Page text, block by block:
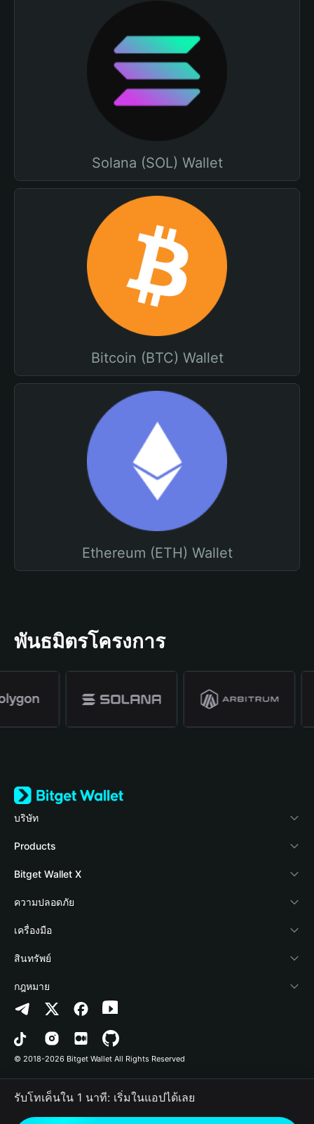
Solana (SOL) Wallet
Bitcoin (BTC) Wallet
Ethereum (ETH) Wallet
พันธมิตรโครงการ
บริษัท
เกี่ยวกับ Bitget Wallet
Blog
Academy
ข่าวสารด้านคริปโต
ศูนย์ช่วยเหลือ
ติดต่อเรา
ทรัพยากรข้อมูลของแบรนด์
อาชีพ
Products
Crypto Card
Stablecoin Earn
Payfi Crypto
Crypto Swap API
Altcoin Season Index
Prediction Markets
DApp
RWA
Bitget Wallet X
นักพัฒนา
เชื่อมต่อ Wallet
Bitget Wallet Pay
ลิสต์โปรเจกต์
ความปลอดภัย
Protection Fund
เทคโนโลยีความปลอดภัย
เครื่องมือ
ซื้อคริปโต
การตรวจจับการอนุญาต
การตรวจจับสัญญา
การโอนเป็นชุด
สินทรัพย์
Arbitrum
Avalanche
Bitcoin
Polygon
กฎหมาย
นโยบายความเป็นส่วนตัว
ข้อตกลงในการใช้บริการ
© 2018-2026 Bitget Wallet All Rights Reserved
รับโทเค็นใน 1 นาที: เริ่มในแอปได้เลย